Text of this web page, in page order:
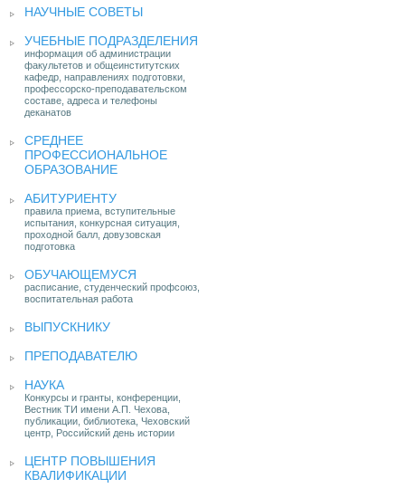
НАУЧНЫЕ СОВЕТЫ
УЧЕБНЫЕ ПОДРАЗДЕЛЕНИЯ
информация об администрации
факультетов и общеинститутских
кафедр, направлениях подготовки,
профессорско-преподавательском
составе, адреса и телефоны
деканатов
СРЕДНЕЕ
ПРОФЕССИОНАЛЬНОЕ
ОБРАЗОВАНИЕ
АБИТУРИЕНТУ
правила приема, вступительные
испытания, конкурсная ситуация,
проходной балл, довузовская
подготовка
ОБУЧАЮЩЕМУСЯ
расписание, студенческий профсоюз,
воспитательная работа
ВЫПУСКНИКУ
ПРЕПОДАВАТЕЛЮ
НАУКА
Конкурсы и гранты, конференции,
Вестник ТИ имени А.П. Чехова,
публикации, библиотека, Чеховский
центр, Российский день истории
ЦЕНТР ПОВЫШЕНИЯ
КВАЛИФИКАЦИИ